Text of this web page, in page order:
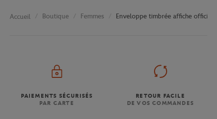
Accueil Boutique Femmes Enveloppe timbrée affiche
PAIEMENTS SÉCURISÉS
PAR CARTE
RETOUR FACILE
DE VOS COMMANDES